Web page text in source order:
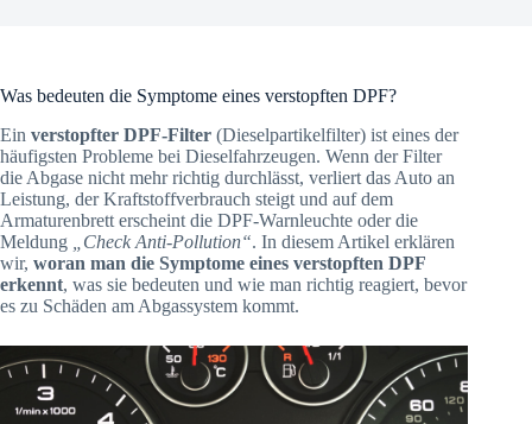
Was bedeuten die Symptome eines verstopften DPF?
Ein verstopfter DPF-Filter (Dieselpartikelfilter) ist eines der
häufigsten Probleme bei Dieselfahrzeugen. Wenn der Filter
die Abgase nicht mehr richtig durchlässt, verliert das Auto an
Leistung, der Kraftstoffverbrauch steigt und auf dem
Armaturenbrett erscheint die DPF-Warnleuchte oder die
Meldung
„Check Anti-Pollution“. In diesem Artikel erklären
wir, woran man die Symptome eines verstopften DPF
erkennt, was sie bedeuten und wie man richtig reagiert, bevor
es zu Schäden am Abgassystem kommt.